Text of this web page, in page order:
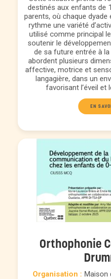
destinés aux enfants de
parents, où chaque
rythme une variété
utilisé comme principal
soutenir le
de sa future entrée à
abordent plusieurs
affective, motrice et
langagière, dans un
favorisant l’éveil et
EN
Orthophonie
Organisation : Maison